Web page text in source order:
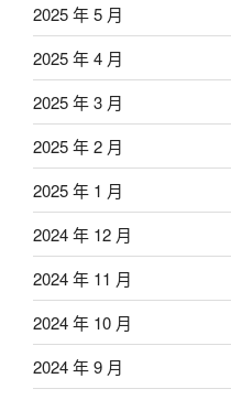
2025 年 5 月
2025 年 4 月
2025 年 3 月
2025 年 2 月
2025 年 1 月
2024 年 12 月
2024 年 11 月
2024 年 10 月
2024 年 9 月